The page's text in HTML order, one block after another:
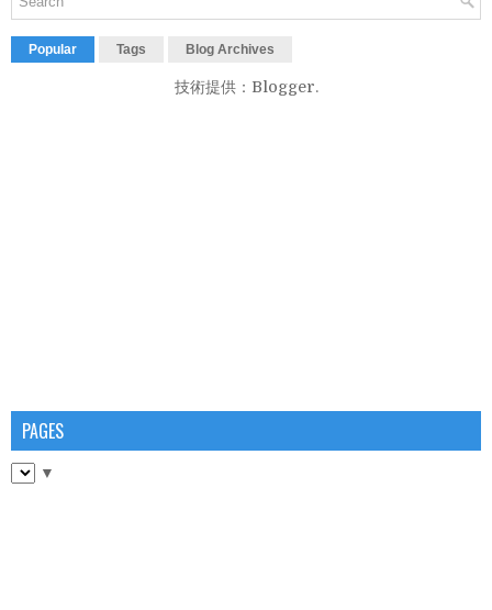
Popular Tags Blog Archives
技術提供： Blogger.
PAGES
▼